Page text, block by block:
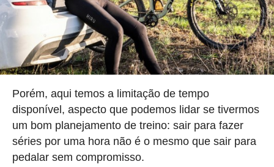
Porém, aqui temos a limitação de tempo
disponível, aspecto que podemos lidar se tivermos
um bom planejamento de treino: sair para fazer
séries por uma hora não é o mesmo que sair para
pedalar sem compromisso.